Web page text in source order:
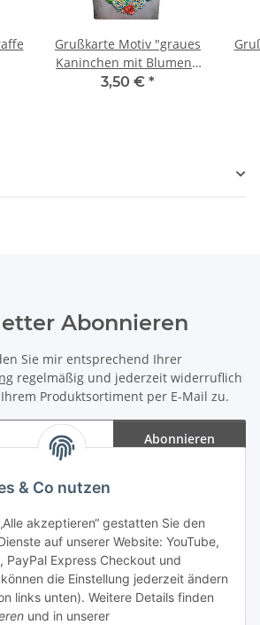
& Co nutzen
akzeptieren“ gestatten Sie den
auf unserer Website: YouTube,
PayPal Express Checkout und
die Einstellung jederzeit ändern
links unten). Weitere Details finden
und in unserer
Grußkarte Motiv "graues
Kaninchen mit Blumen",
Schriftzug "Frohe
3,50 € *
Abonnieren
Sie mir entsprechend Ihrer
regelmäßig und jederzeit widerruflich
Produktsortiment per E-Mail zu.
Abonnieren